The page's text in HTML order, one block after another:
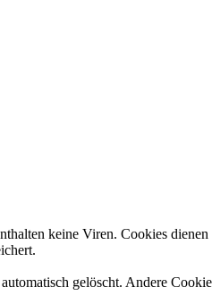
keine Viren. Cookies
gelöscht. Andere